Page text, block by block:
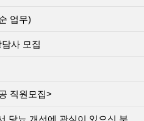
업무)
사 모집
직원모집>
선에 관심이 있으신 분을 모십니다!!!